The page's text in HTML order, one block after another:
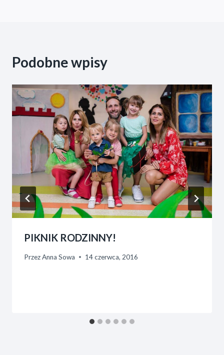
Podobne wpisy
PIKNIK RODZINNY!
PrzezAnna Sowa 14 czerwca, 2016